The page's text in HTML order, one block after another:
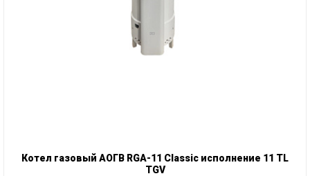
Котел газовый АОГВ RGA-11 Classic исполнение 11 TL
TGV